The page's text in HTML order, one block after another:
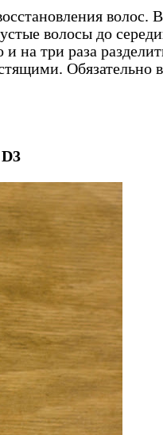
волос. В
волосы до
на три раза
Обязательно в